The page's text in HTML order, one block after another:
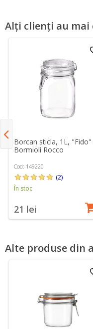
Alți clienți au
Borcan sticla, 1L, "Fido"
Bormioli Rocco
Cod: 149220
(2)
În stoc
21 lei
Alte produse din